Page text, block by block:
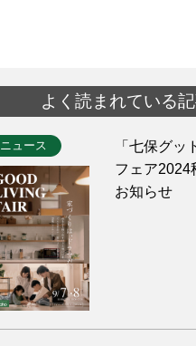
よく読まれている
ニュース
「七保グッ
フェア2024
お知らせ